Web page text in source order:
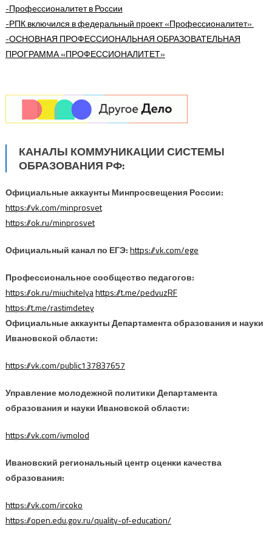
-Профессионалитет в России
-РПК включился в федеральный проект «Профессионалитет»
-ОСНОВНАЯ ПРОФЕССИОНАЛЬНАЯ ОБРАЗОВАТЕЛЬНАЯ
ПРОГРАММА«ПРОФЕССИОНАЛИТЕТ»
КАНАЛЫ КОММУНИКАЦИИ СИСТЕМЫ
ОБРАЗОВАНИЯ РФ:
Официальные аккаунты Минпросвещения России:
https://vk.com/minprosvet
https://ok.ru/minprosvet
Официальный канал по ЕГЭ:https://vk.com/ege
Профессиональное сообщество педагогов:
https://ok.ru/miuchitelyahttps://t.me/pedvuzRF
https://t.me/rastimdetey
Официальные аккаунты Департамента образования и науки
Ивановской области:
https://vk.com/public137837657
Управление молодежной политики Департамента
образования и науки Ивановской области:
https://vk.com/ivmolod
Ивановский региональный центр оценки качества
образования:
https://vk.com/ircoko
https://open.edu.gov.ru/quality-of-education/